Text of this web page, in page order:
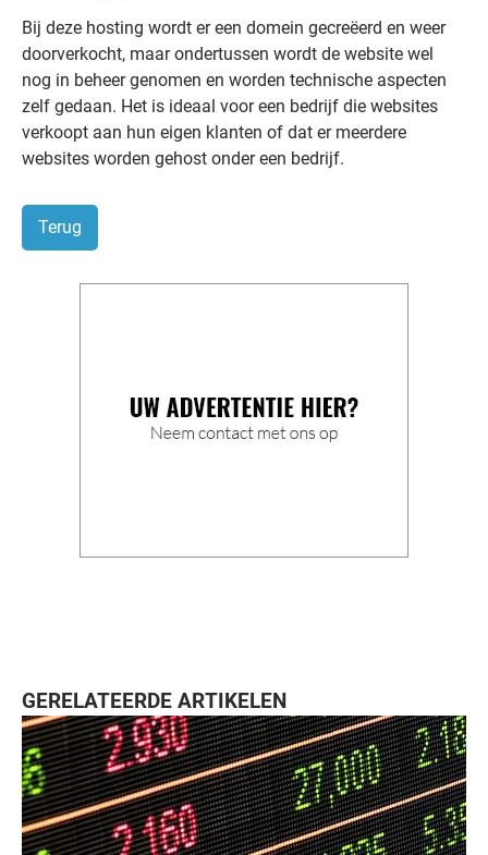
Bij deze hosting wordt er een domein gecreëerd en weer
doorverkocht, maar ondertussen wordt de website wel
nog in beheer genomen en worden technische aspecten
zelf gedaan. Het is ideaal voor een bedrijf die websites
verkoopt aan hun eigen klanten of dat er meerdere
websites worden gehost onder een bedrijf.
Terug
GERELATEERDE ARTIKELEN